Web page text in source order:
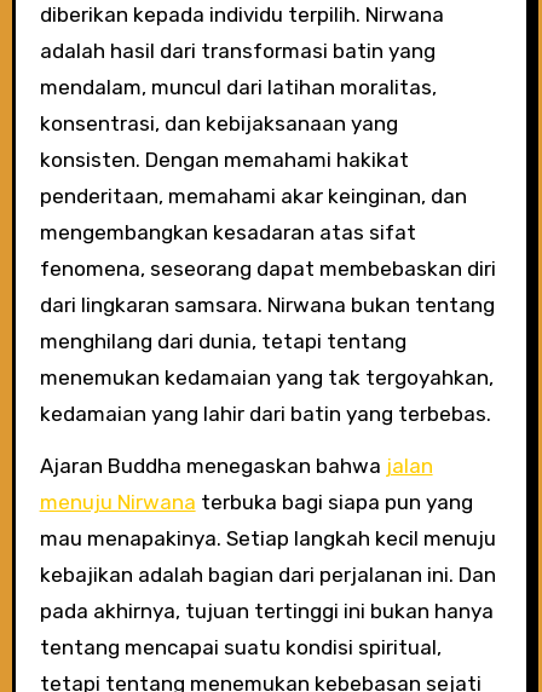
diberikan kepada individu terpilih. Nirwana
adalah hasil dari transformasi batin yang
mendalam, muncul dari latihan moralitas,
konsentrasi, dan kebijaksanaan yang
konsisten. Dengan memahami hakikat
penderitaan, memahami akar keinginan, dan
mengembangkan kesadaran atas sifat
fenomena, seseorang dapat membebaskan diri
dari lingkaran samsara. Nirwana bukan tentang
menghilang dari dunia, tetapi tentang
menemukan kedamaian yang tak tergoyahkan,
kedamaian yang lahir dari batin yang terbebas.
Ajaran Buddha menegaskan bahwa jalan
menuju Nirwana terbuka bagi siapa pun yang
mau menapakinya. Setiap langkah kecil menuju
kebajikan adalah bagian dari perjalanan ini. Dan
pada akhirnya, tujuan tertinggi ini bukan hanya
tentang mencapai suatu kondisi spiritual,
tetapi tentang menemukan kebebasan sejati